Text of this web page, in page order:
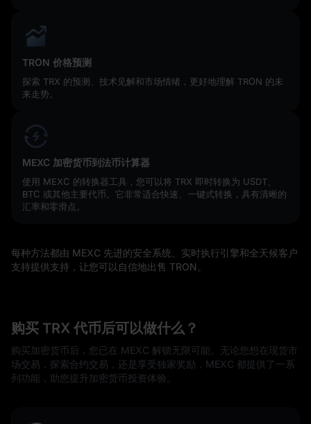
TRON 价格预测
探索 TRX 的预测、技术见解和市场情绪，更好地理解 TRON 的未
来走势。
MEXC 加密货币到法币计算器
使用 MEXC 的转换器工具，您可以将 TRX 即时转换为 USDT、
BTC 或其他主要代币。它非常适合快速、一键式转换，具有清晰的
汇率和零滑点。
每种方法都由 MEXC 先进的安全系统、实时执行引擎和全天候客户
支持提供支持，让您可以自信地出售 TRON。
购买 TRX 代币后可以做什么？
购买加密货币后，您已在 MEXC 解锁无限可能。无论您想在现货市
场交易，探索合约交易，还是享受独家奖励，MEXC 都提供了一系
列功能，助您提升加密货币投资体验。